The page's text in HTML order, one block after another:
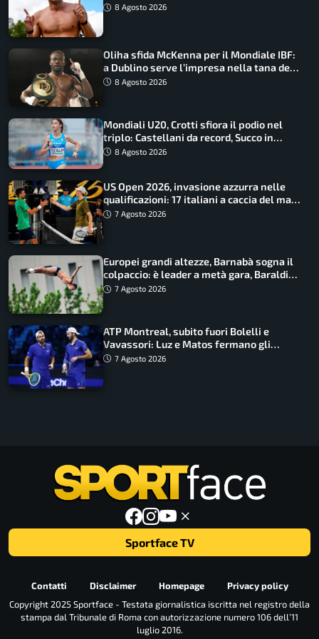
Barnabà sogna l’oro dalle grandi altezze
8 Agosto 2026
Oliha sfida McKenna per il Mondiale IBF:
a Dublino serve l’impresa nella tana del
lupo8 Agosto 2026
Mondiali U20, Crotti sfiora il podio nel
triplo: Castellani da record, Succo in
finale
8 Agosto 2026
US Open 2026, invasione azzurra nelle
qualificazioni: 17 italiani a caccia del main
draw7 Agosto 2026
Europei grandi altezze, Barnabà sogna il
colpaccio: è leader a metà gara, Baraldi
ancora in corsa
7 Agosto 2026
ATP Montreal, subito fuori Bolelli e
Vavassori: Luz e Matos fermano gli
azzurri
7 Agosto 2026
Sportface TV
Contatti Disclaimer Homepage
Privacy policy
Copyright 2025 Sportface - Testata giornalistica iscritta nel registro della
stampa dal Tribunale di Roma con autorizzazione numero 106 dell’11
luglio 2016.